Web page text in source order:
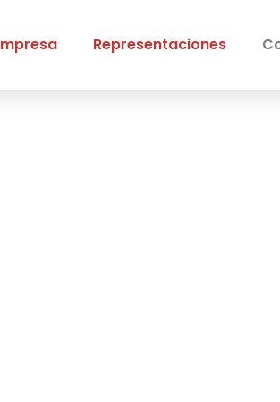
Representaciones